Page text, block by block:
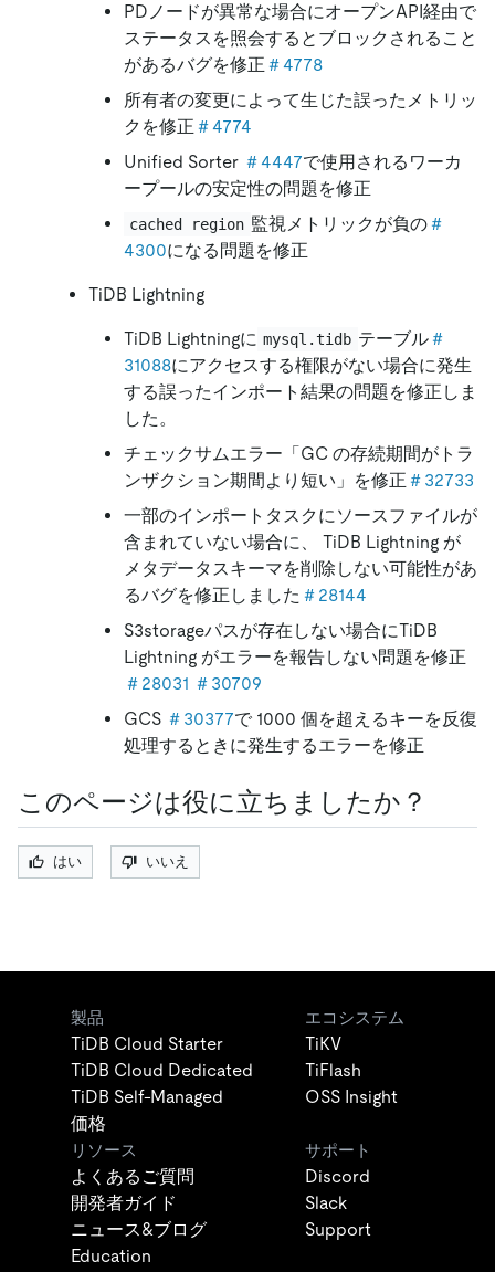
PDノードが異常な場合にオープンAPI経由で
ステータスを照会するとブロックされること
があるバグを修正 ＃4778
所有者の変更によって生じた誤ったメトリッ
クを修正 ＃4774
Unified Sorter ＃4447で使用されるワーカ
ープールの安定性の問題を修正
cached region 監視メトリックが負の＃
4300になる問題を修正
TiDB Lightning
TiDB Lightningに mysql.tidb テーブル＃
31088にアクセスする権限がない場合に発生
する誤ったインポート結果の問題を修正しま
した。
チェックサムエラー「GC の存続期間がトラ
ンザクション期間より短い」を修正 ＃32733
一部のインポートタスクにソースファイルが
含まれていない場合に、 TiDB Lightning が
メタデータスキーマを削除しない可能性があ
るバグを修正しました ＃28144
S3storageパスが存在しない場合にTiDB
Lightning がエラーを報告しない問題を修正
＃28031 ＃30709
GCS ＃30377で 1000 個を超えるキーを反復
処理するときに発生するエラーを修正
このページは役に立ちましたか？
はい いいえ
製品
TiDB Cloud Starter
TiDB Cloud Dedicated
TiDB Self-Managed
価格
エコシステム
TiKV
TiFlash
OSS Insight
リソース
よくあるご質問
開発者ガイド
ニュース&ブログ
Education
サポート
Discord
Slack
Support